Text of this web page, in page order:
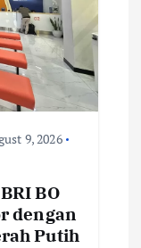
9, 2026
BO
dengan
Putih